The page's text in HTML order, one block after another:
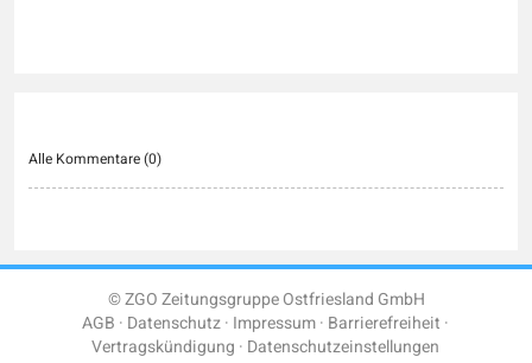
Alle Kommentare (0)
© ZGO Zeitungsgruppe Ostfriesland GmbH
AGB Datenschutz Impressum Barrierefreiheit
Vertragskündigung Datenschutzeinstellungen